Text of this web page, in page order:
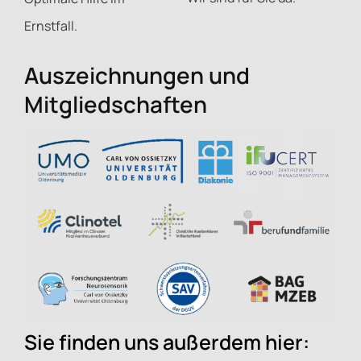
Ernstfall.
Auszeichnungen und
Mitgliedschaften
Sie finden uns außerdem hier: